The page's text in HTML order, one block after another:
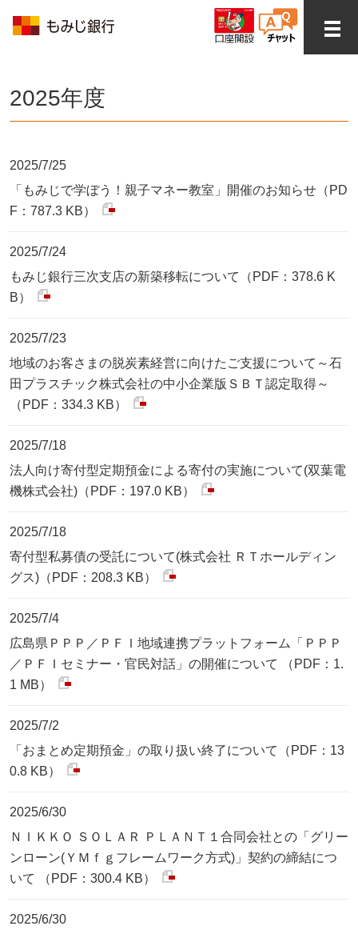
2025年度
2025/7/25
「もみじで学ぼう！親子マネー教室」開催のお知らせ（PD
F：787.3 KB）
2025/7/24
もみじ銀行三次支店の新築移転について（PDF：378.6 K
B）
2025/7/23
地域のお客さまの脱炭素経営に向けたご支援について～石
田プラスチック株式会社の中小企業版ＳＢＴ認定取得～
（PDF：334.3 KB）
2025/7/18
法人向け寄付型定期預金による寄付の実施について(双葉電
機株式会社)（PDF：197.0 KB）
2025/7/18
寄付型私募債の受託について(株式会社 ＲＴホールディン
グス)（PDF：208.3 KB）
2025/7/4
広島県ＰＰＰ／ＰＦＩ地域連携プラットフォーム「ＰＰＰ
／ＰＦＩセミナー・官民対話」の開催について （PDF：1.
1 MB）
2025/7/2
「おまとめ定期預金」の取り扱い終了について（PDF：13
0.8 KB）
2025/6/30
ＮＩＫＫＯ ＳＯＬＡＲ ＰＬＡＮＴ１合同会社との「グリー
ンローン(ＹＭｆｇフレームワーク方式)」契約の締結につ
いて （PDF：300.4 KB）
2025/6/30